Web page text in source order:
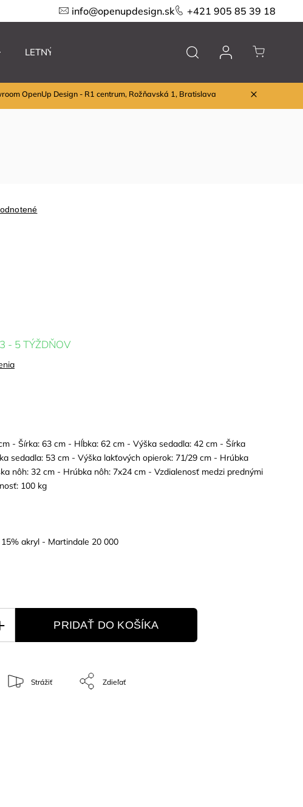
info@openupdesign.sk +421 905 85 39 18
LETNÝ VÝPREDAJ Značky
OpenUp Design - R1 centrum, Rožňavská 1, Bratislava
- Šírka: 63 cm - Hĺbka: 62 cm - Výška sedadla: 42 cm - Šírka
sedadla: 53 cm - Výška lakťových opierok: 71/29 cm - Hrúbka
nôh: 32 cm - Hrúbka nôh: 7x24 cm - Vzdialenosť medzi prednými
100 kg
akryl - Martindale 20 000
- 5 TÝŽDŇOV
PRIDAŤ DO KOŠÍKA
Strážiť Zdieľať